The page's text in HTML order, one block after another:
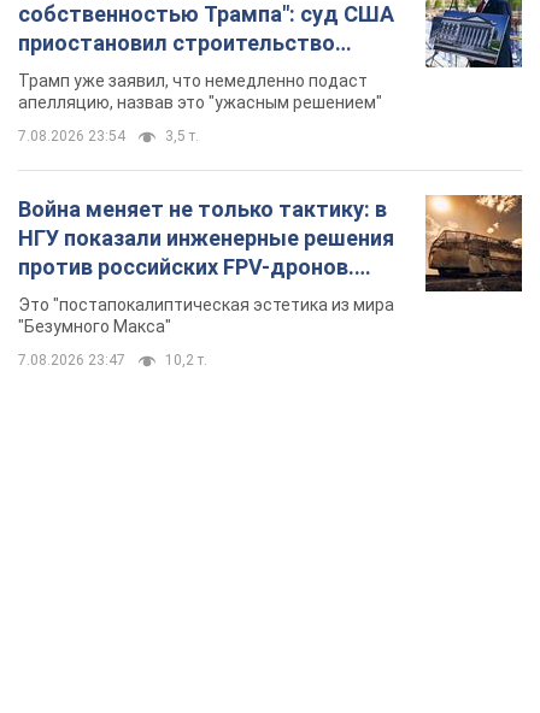
собственностью Трампа": суд США
приостановил строительство
бального зала стоимостью 400 млн
долларов
Трамп уже заявил, что немедленно подаст
апелляцию, назвав это "ужасным решением"
7.08.2026 23:54 3,5 т.
Война меняет не только тактику: в
НГУ показали инженерные решения
против российских FPV-дронов.
Фото
Это "постапокалиптическая эстетика из мира
"Безумного Макса"
7.08.2026 23:47 10,2 т.